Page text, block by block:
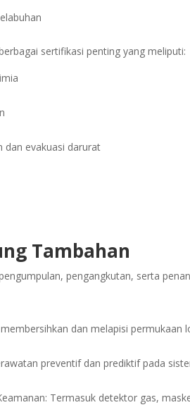
sertifikasi penting yang meliputi:
dan evakuasi darurat
Tambahan
pengangkutan, serta
dan melapisi
preventif dan prediktif pada
Termasuk detektor gas,